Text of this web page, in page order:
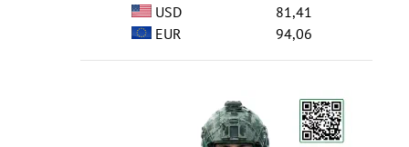
USD
81,41
EUR
94,06